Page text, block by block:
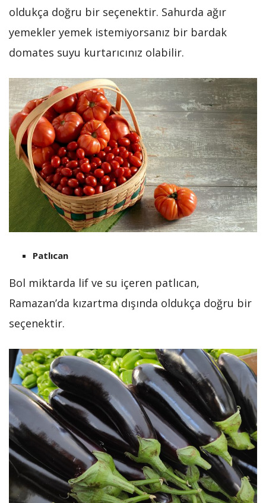
oldukça doğru bir seçenektir. Sahurda ağır
yemekler yemek istemiyorsanız bir bardak
domates suyu kurtarıcınız olabilir.
Patlıcan
Bol miktarda lif ve su içeren patlıcan,
Ramazan’da kızartma dışında oldukça doğru bir
seçenektir.